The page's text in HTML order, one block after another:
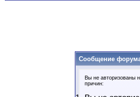
Сообщение
Вы не авторизованы
причин: